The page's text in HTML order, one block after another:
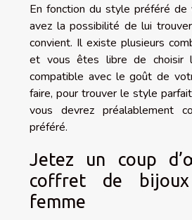
En fonction du style préféré de
avez la possibilité de lui
convient. Il existe plusieurs
et vous êtes libre de choisir
compatible avec le goût de
faire, pour trouver le style
vous devrez préalablement
préféré.
Jetez un coup
coffret de
femme